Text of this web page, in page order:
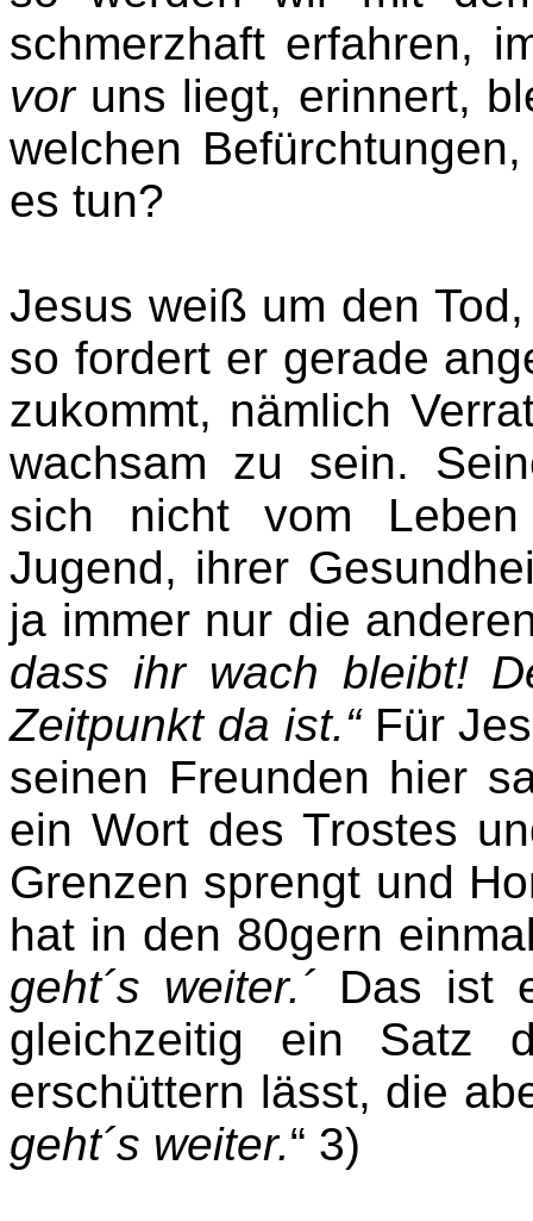
schmerzhaft erfahren,
voruns liegt, erinnert,
welchen
es tun?
Jesus weiß um den
so fordert er gerade
zukommt, nämlich
wachsam zu sein.
sich nicht vom
Jugend, ihrer
ja immer nur die
dass ihr wach bleibt!
Zeitpunkt da ist.“ Für
seinen Freunden hier
ein Wort des Trostes
Grenzen sprengt und
hat in den 80gern
geht´s weiter.´Das ist
gleichzeitig ein Satz
erschüttern lässt, die
geht´s weiter.“ 3)